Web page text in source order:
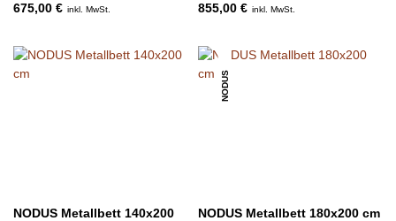
675,00 € inkl. MwSt. 855,00 € inkl. MwSt.
NODUS Metallbett 140x200
NODUS
NODUS Metallbett 180x200 cm